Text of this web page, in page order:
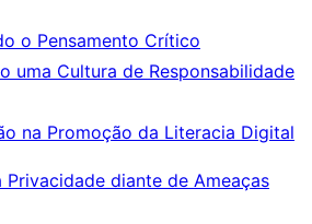
o Pensamento Crítico
uma Cultura de Responsabilidade
na Promoção da Literacia Digital
Privacidade diante de Ameaças